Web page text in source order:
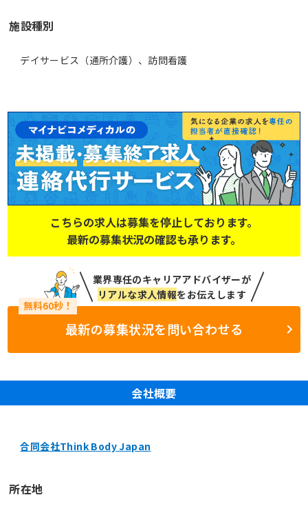
施設種別
デイサービス（通所介護）、訪問看護
こちらの求人は募集を停止しております。
最新の募集状況の確認も承ります。
業界専任のキャリアアドバイザーが
リアルな求人情報をお伝えします
最新の募集状況を問い合わせる
会社概要
合同会社Think Body Japan
所在地